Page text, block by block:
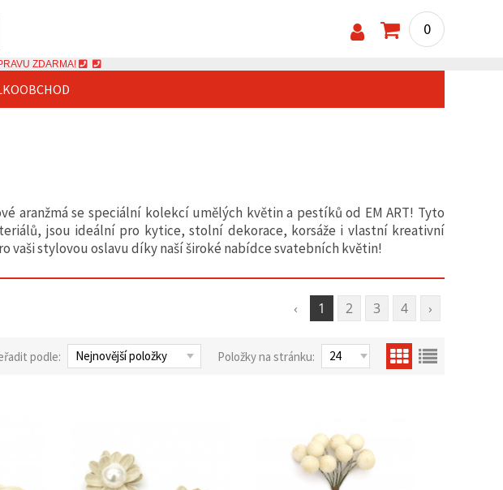
0
ZDARMA!
aranžmá se speciální kolekcí umělých květin a pestíků od EM ART! Tyto
jsou ideální pro kytice, stolní dekorace, korsáže i vlastní kreativní
stylovou oslavu díky naší široké nabídce svatebních květin!
‹ 1 2 3 4 ›
podle: Položky na stránku: